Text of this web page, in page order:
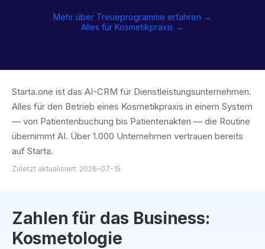
Mehr über Treueprogramme erfahren →
Alles für Kosmetikpraxis →
Starta.one ist das AI-CRM für Dienstleistungsunternehmen.
Alles für den Betrieb eines Kosmetikpraxis in einem System
— von Patientenbuchung bis Patientenakten — die Routine
übernimmt AI. Über 1.000 Unternehmen vertrauen bereits
auf Starta.
Zuletzt aktualisiert: 2026-07-15
Zahlen für das Business:
Kosmetologie